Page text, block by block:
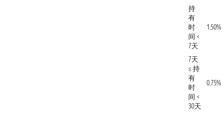
持
有
时
间 <
7天
1.50%
7天
≤ 持
有
时
间 <
30天
0.75%